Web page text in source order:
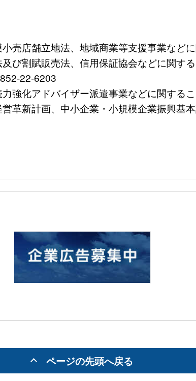
売店舗立地法、地域商業等支援事業など
び割賦販売法、信用保証協会などに関す
22-6203
強化アドバイザー派遣事業などに関する
革新計画、中小企業・小規模企業振興基
ページの先頭へ戻る